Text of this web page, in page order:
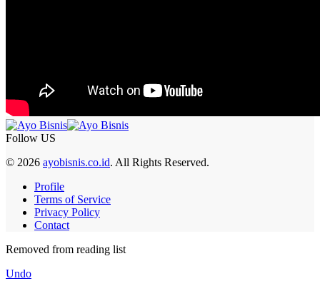
Follow US
© 2026 ayobisnis.co.id. All Rights Reserved.
Profile
Terms of Service
Privacy Policy
Contact
Removed from reading list
Undo